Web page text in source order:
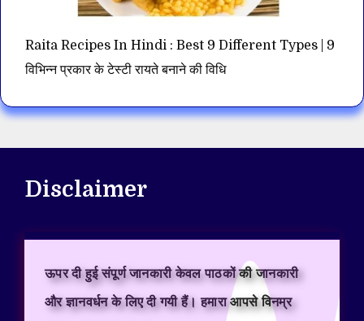
Raita Recipes In Hindi : Best 9 Different Types | 9
विभिन्न प्रकार के टेस्टी रायते बनाने की विधि
Disclaimer
ऊपर दी हुई संपूर्ण जानकारी केवल पाठकों की जानकारी
और ज्ञानवर्धन के लिए दी गयी हैं। हमारा आपसे विनम्र